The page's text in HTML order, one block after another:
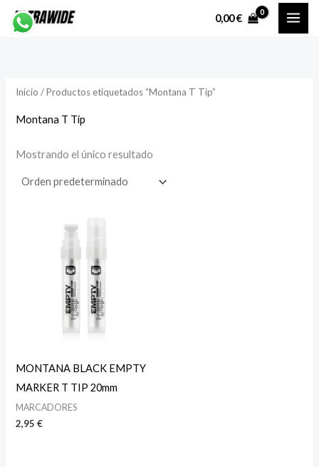
0,00€
Inicio / Productos etiquetados “Montana T Tip”
Montana T Tip
Mostrando el único resultado
MONTANA BLACK EMPTY
MARKER T TIP 20mm
MARCADORES
2,95€